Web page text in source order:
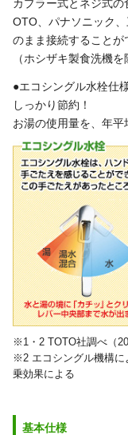
カプラー式とネジ式
OTO、パナソニック
のまま接続することが
（ホシザキ製食洗機を
●エコシングル水栓仕
しっかり節約！
お湯の使用量を、年平
※1・2 TOTO社調べ（
※2 エコシングル機構に
乗効果による
基本仕様